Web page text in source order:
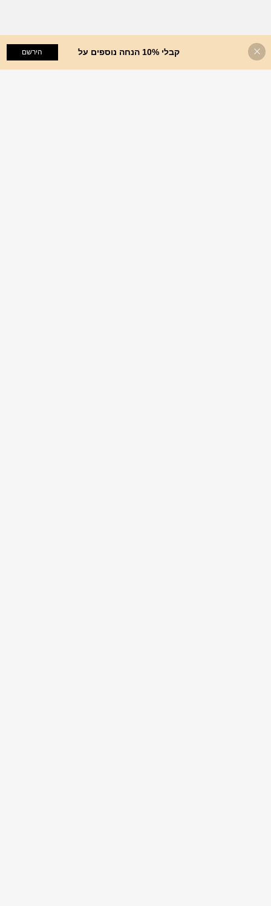
הוסף לעגלת הקניותקבלי 10% הנחה נוספים על הירשם